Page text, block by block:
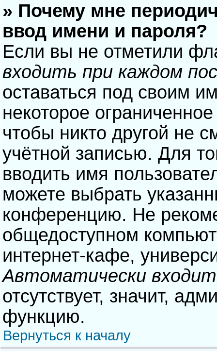
» Почему мне
ввод имени и пароля?
Если вы не отметили
входить при каждом
оставаться под своим
некоторое
чтобы никто другой не
учётной записью. Для
вводить имя
можете выбрать
конференцию. Не
общедоступном
интернет-кафе,
Автоматически
отсутствует, значит,
функцию.
Вернуться к началу